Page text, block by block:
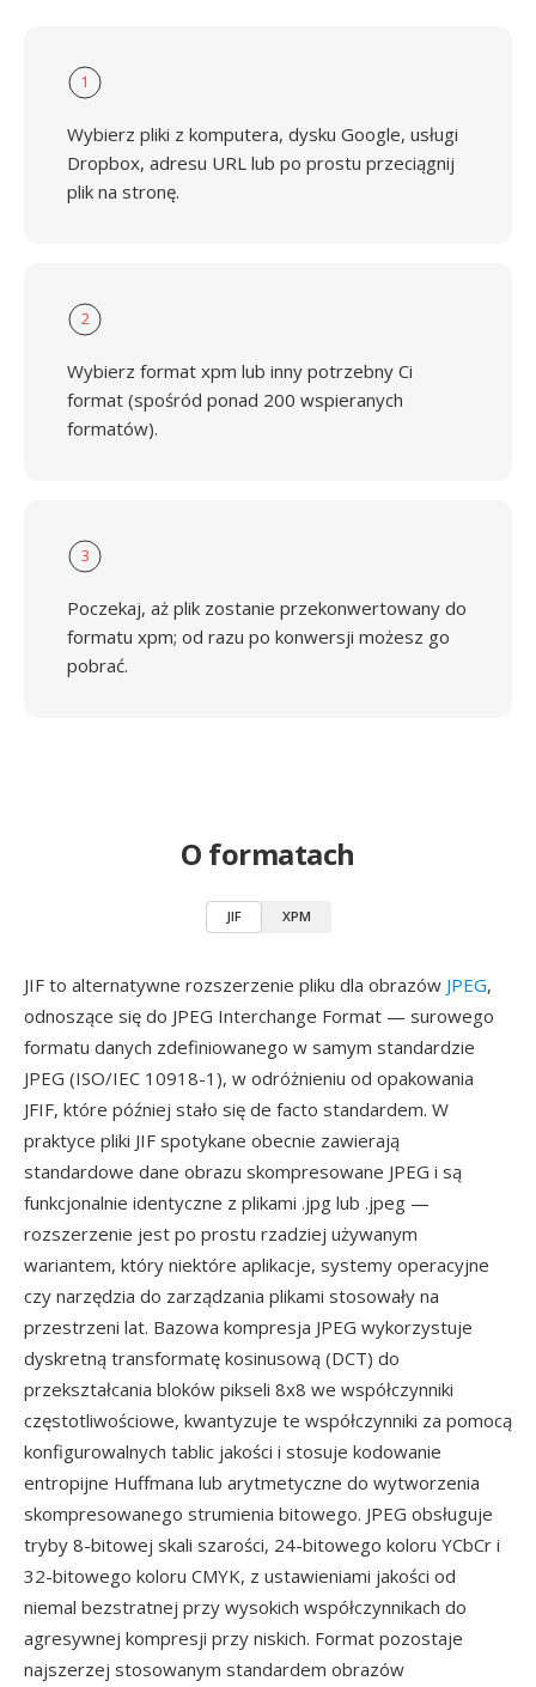
1
Wybierz pliki z komputera, dysku Google, usługi
Dropbox, adresu URL lub po prostu przeciągnij
plik na stronę.
2
Wybierz format xpm lub inny potrzebny Ci
format (spośród ponad 200 wspieranych
formatów).
3
Poczekaj, aż plik zostanie przekonwertowany do
formatu xpm; od razu po konwersji możesz go
pobrać.
O formatach
JIF XPM
JIF to alternatywne rozszerzenie pliku dla obrazów JPEG,
odnoszące się do JPEG Interchange Format — surowego
formatu danych zdefiniowanego w samym standardzie
JPEG (ISO/IEC 10918-1), w odróżnieniu od opakowania
JFIF, które później stało się de facto standardem. W
praktyce pliki JIF spotykane obecnie zawierają
standardowe dane obrazu skompresowane JPEG i są
funkcjonalnie identyczne z plikami .jpg lub .jpeg —
rozszerzenie jest po prostu rzadziej używanym
wariantem, który niektóre aplikacje, systemy operacyjne
czy narzędzia do zarządzania plikami stosowały na
przestrzeni lat. Bazowa kompresja JPEG wykorzystuje
dyskretną transformatę kosinusową (DCT) do
przekształcania bloków pikseli 8x8 we współczynniki
częstotliwościowe, kwantyzuje te współczynniki za pomocą
konfigurowalnych tablic jakości i stosuje kodowanie
entropijne Huffmana lub arytmetyczne do wytworzenia
skompresowanego strumienia bitowego. JPEG obsługuje
tryby 8-bitowej skali szarości, 24-bitowego koloru YCbCr i
32-bitowego koloru CMYK, z ustawieniami jakości od
niemal bezstratnej przy wysokich współczynnikach do
agresywnej kompresji przy niskich. Format pozostaje
najszerzej stosowanym standardem obrazów